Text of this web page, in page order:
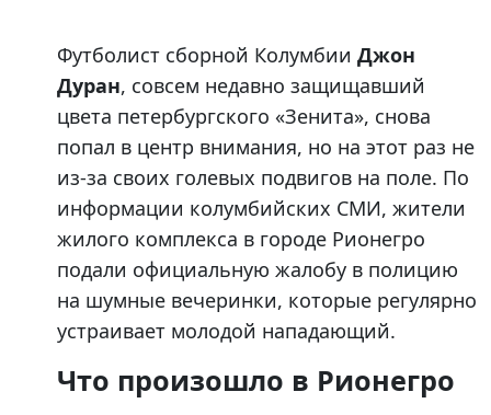
Футболист сборной Колумбии Джон
Дуран, совсем недавно защищавший
цвета петербургского «Зенита», снова
попал в центр внимания, но на этот раз не
из-за своих голевых подвигов на поле. По
информации колумбийских СМИ, жители
жилого комплекса в городе Рионегро
подали официальную жалобу в полицию
на шумные вечеринки, которые регулярно
устраивает молодой нападающий.
Что произошло в Рионегро